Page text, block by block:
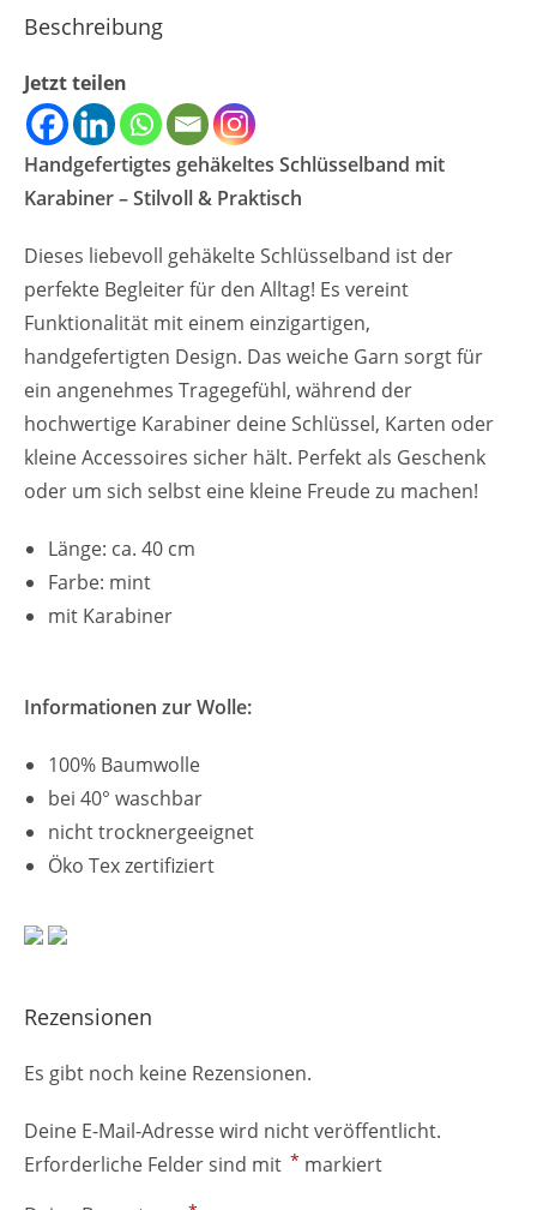
Beschreibung
Jetzt teilen
Handgefertigtes gehäkeltes Schlüsselband mit
Karabiner – Stilvoll & Praktisch
Dieses liebevoll gehäkelte Schlüsselband ist der
perfekte Begleiter für den Alltag! Es vereint
Funktionalität mit einem einzigartigen,
handgefertigten Design. Das weiche Garn sorgt für
ein angenehmes Tragegefühl, während der
hochwertige Karabiner deine Schlüssel, Karten oder
kleine Accessoires sicher hält. Perfekt als Geschenk
oder um sich selbst eine kleine Freude zu machen!
Länge: ca. 40 cm
Farbe: mint
mit Karabiner
Informationen zur Wolle:
100% Baumwolle
bei 40° waschbar
nicht trocknergeeignet
Öko Tex zertifiziert
Rezensionen
Es gibt noch keine Rezensionen.
Deine E-Mail-Adresse wird nicht veröffentlicht.
Erforderliche Felder sind mit * markiert